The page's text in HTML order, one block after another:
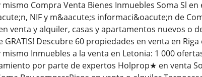
Compra Venta Bienes Inmuebles Soma Sl en
NIF y m&aacute;s informaci&oacute;n de
venta y alquiler, casas y apartamentos nuevos o
Descubre 60 propiedades en venta en
Inmuebles a la venta en Letonia: 1 000
por parte de expertos Holprop★ en venta